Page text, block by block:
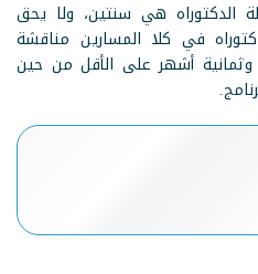
الدكتوراه هي سنتين، ولا يحق
في كلا المسارين مناقشة
أشهر على الأقل من حين